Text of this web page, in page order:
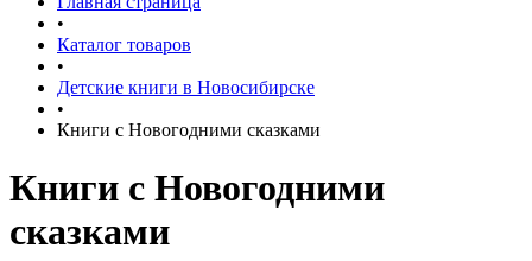
•
Каталог товаров
•
Детские книги в Новосибирске
•
Книги с Новогодними сказками
Книги с Новогодними
сказками